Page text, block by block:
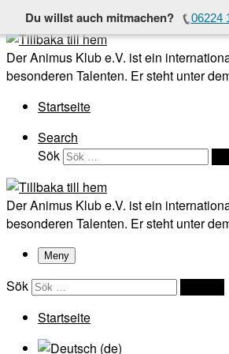
Du willst auch mitmachen? 06224
Hoppa till innehåll
Der Animus Klub e.V. ist ein
besonderen Talenten. Er steht unter
Startseite
Search
Sök
Der Animus Klub e.V. ist ein
besonderen Talenten. Er steht unter
Meny
Sök
Startseite